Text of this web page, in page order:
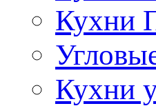
Кухни
Кухни